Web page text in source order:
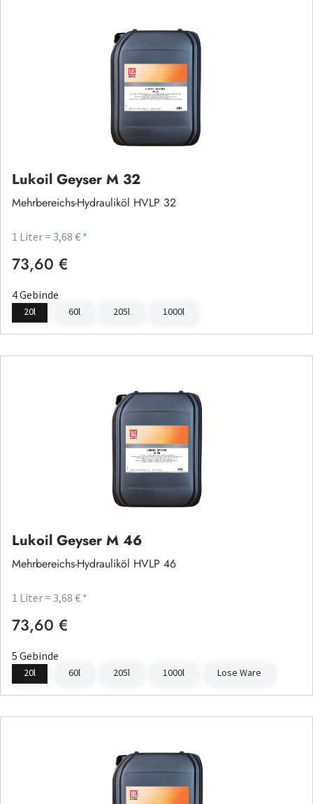
Lukoil Geyser M 32
Mehrbereichs-Hydrauliköl HVLP 32
1 Liter = 3,68 € *
Regulärer Preis:
73,60 €
4 Gebinde
20l 60l 205l 1000l
Lukoil Geyser M 46
Mehrbereichs-Hydrauliköl HVLP 46
1 Liter = 3,68 € *
Regulärer Preis:
73,60 €
5 Gebinde
20l 60l 205l 1000l Lose Ware